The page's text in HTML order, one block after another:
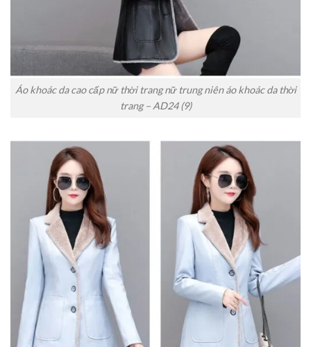
Áo khoác da cao cấp nữ thời trang nữ trung niên áo khoác da thời
trang – AD24 (9)